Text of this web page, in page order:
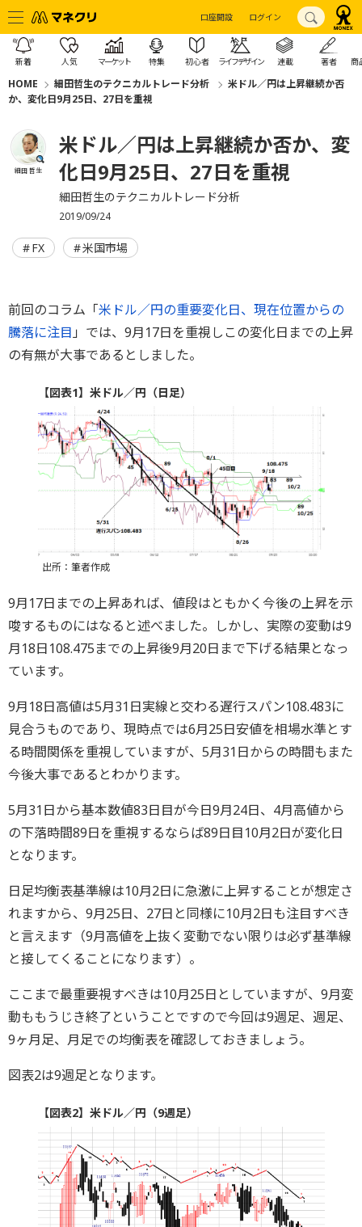
口座開設 ログイン
新着 人気 マーケット 特集 初心者 ライフデザイン 連載 著者 商
HOME 細田哲生のテクニカルトレード分析
米ドル／円は上昇継続か否
か、変化日9月25日、27日を重視
細田 哲生
米ドル／円は上昇継続か否か、変
化日9月25日、27日を重視
細田哲生のテクニカルトレード分析
2019/09/24
FX 米国市場
前回のコラム「米ドル／円の重要変化日、現在位置からの
騰落に注目 」では、9月17日を重視しこの変化日までの上昇
の有無が大事であるとしました。
【図表1】米ドル／円（日足）
出所：筆者作成
9月17日までの上昇あれば、値段はともかく今後の上昇を示
唆するものにはなると述べました。しかし、実際の変動は9
月18日108.475までの上昇後9月20日まで下げる結果となっ
ています。
9月18日高値は5月31日実線と交わる遅行スパン108.483に
見合うものであり、現時点では6月25日安値を相場水準とす
る時間関係を重視していますが、5月31日からの時間もまた
今後大事であるとわかります。
5月31日から基本数値83日目が今日9月24日、4月高値から
の下落時間89日を重視するならば89日目10月2日が変化日
となります。
日足均衡表基準線は10月2日に急激に上昇することが想定さ
れますから、9月25日、27日と同様に10月2日も注目すべき
と言えます（9月高値を上抜く変動でない限りは必ず基準線
と接してくることになります）。
ここまで最重要視すべきは10月25日としていますが、9月変
動ももうじき終了ということですので今回は9週足、週足、
9ヶ月足、月足での均衡表を確認しておきましょう。
図表2は9週足となります。
【図表2】米ドル／円（9週足）